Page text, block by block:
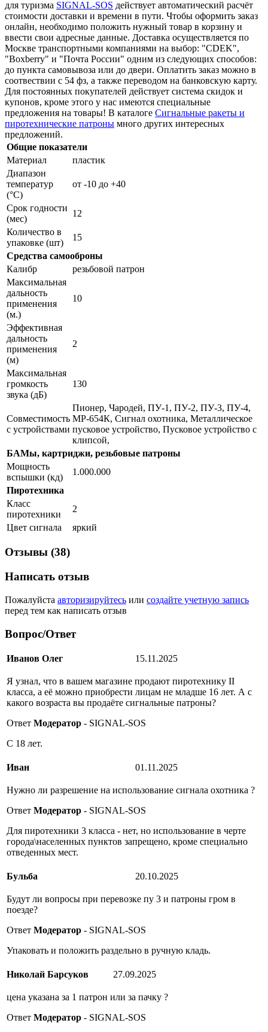
для туризма SIGNAL-SOS действует автоматический расчёт
стоимости доставки и времени в пути. Чтобы оформить заказ
онлайн, необходимо положить нужный товар в корзину и
ввести свои адресные данные. Доставка осуществляется по
Москве транспортными компаниями на выбор: "CDEK",
"Boxberry" и "Почта России" одним из следующих способов:
до пункта самовывоза или до двери. Оплатить заказ можно в
соотвествии с 54 фз, а также переводом на банковскую карту.
Для постоянных покупателей действует система скидок и
купонов, кроме этого у нас имеются cпециальные
предложения на товары! В каталоге Сигнальные ракеты и
пиротехнические патроны много других интересных
предложений.
Общие показатели
Материал
пластик
Диапазон
температур
(°C)
от -10 до +40
Срок годности
(мес)
12
Количество в
упаковке (шт)
15
Средства самооброны
Калибр
резьбовой патрон
Максимальная
дальность
применения
(м.)
10
Эффективная
дальность
применения
(м)
2
Максимальная
громкость
звука (дБ)
130
Совместимость
с устройствами
Пионер, Чародей, ПУ-1, ПУ-2, ПУ-3, ПУ-4,
МР-654К, Сигнал охотника, Металлическое
пусковое устройство, Пусковое устройство с
клипсой,
БАМы, картриджи, резьбовые патроны
Мощность
вспышки (кд)
1.000.000
Пиротехника
Класс
пиротехники
2
Цвет сигнала
яркий
Отзывы (38)
Написать отзыв
Пожалуйста авторизируйтесь или создайте учетную запись
перед тем как написать отзыв
Вопрос/Ответ
Иванов Олег 15.11.2025
Я узнал, что в вашем магазине продают пиротехнику II
класса, а её можно приобрести лицам не младше 16 лет. А с
какого возраста вы продаёте сигнальные патроны?
Ответ Модератор - SIGNAL-SOS
С 18 лет.
Иван 01.11.2025
Нужно ли разрешение на использование сигнала охотника ?
Ответ Модератор - SIGNAL-SOS
Для пиротехники 3 класса - нет, но использование в черте
города\населенных пунктов запрещено, кроме специально
отведенных мест.
Бульба 20.10.2025
Будут ли вопросы при перевозке пу 3 и патроны гром в
поезде?
Ответ Модератор - SIGNAL-SOS
Упаковать и положить раздельно в ручную кладь.
Николай Барсуков 27.09.2025
цена указана за 1 патрон или за пачку ?
Ответ Модератор - SIGNAL-SOS